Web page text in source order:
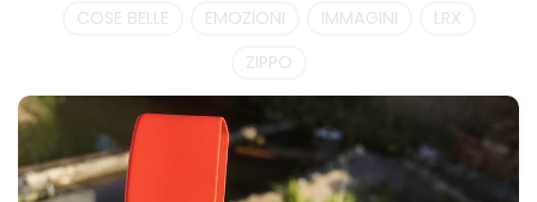
COSE BELLE EMOZIONI IMMAGINI
LRX
ZIPPO